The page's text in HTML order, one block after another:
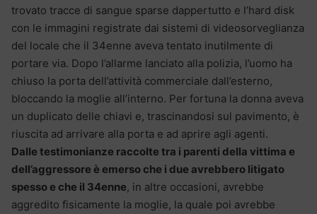
trovato tracce di sangue sparse dappertutto e l’hard disk
con le immagini registrate dai sistemi di videosorveglianza
del locale che il 34enne aveva tentato inutilmente di
portare via. Dopo l’allarme lanciato alla polizia, l’uomo ha
chiuso la porta dell’attività commerciale dall’esterno,
bloccando la moglie all’interno. Per fortuna la donna aveva
un duplicato delle chiavi e, trascinandosi sul pavimento, è
riuscita ad arrivare alla porta e ad aprire agli agenti.
Dalle testimonianze raccolte tra i parenti della vittima e
dell’aggressore è emerso che i due avrebbero litigato
spesso e che il 34enne, in altre occasioni, avrebbe
aggredito fisicamente la moglie, la quale poi avrebbe